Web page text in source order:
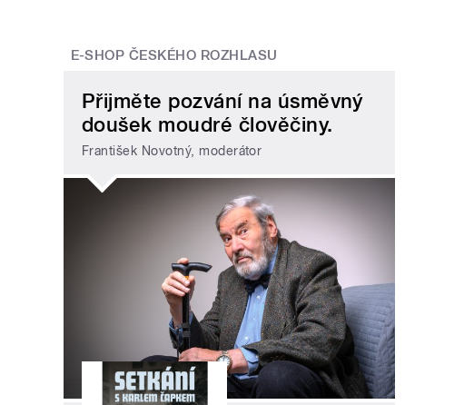
E-SHOP ČESKÉHO ROZHLASU
Přijměte pozvání na úsměvný
doušek moudré člověčiny.
František Novotný, moderátor